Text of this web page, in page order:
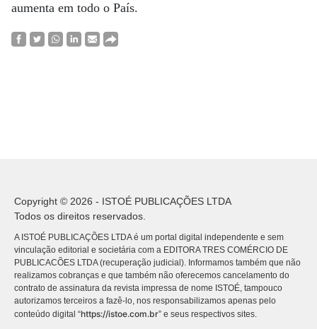
aumenta em todo o País.
Copyright © 2026 - ISTOÉ PUBLICAÇÕES LTDA
Todos os direitos reservados.
A ISTOÉ PUBLICAÇÕES LTDA é um portal digital independente e sem
vinculação editorial e societária com a EDITORA TRES COMÉRCIO DE
PUBLICACÕES LTDA (recuperação judicial). Informamos também que não
realizamos cobranças e que também não oferecemos cancelamento do
contrato de assinatura da revista impressa de nome ISTOÉ, tampouco
autorizamos terceiros a fazê-lo, nos responsabilizamos apenas pelo
conteúdo digital “https://istoe.com.br” e seus respectivos sites.